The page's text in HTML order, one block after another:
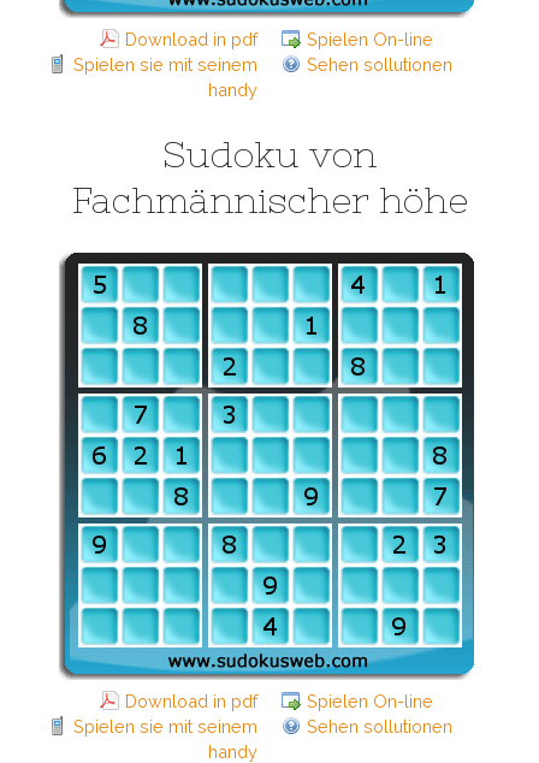
Download in pdf
Spielen On-line
Spielen sie mit seinem
handy
Sehen sollutionen
Sudoku von
Fachmännischer höhe
Download in pdf
Spielen On-line
Spielen sie mit seinem
handy
Sehen sollutionen